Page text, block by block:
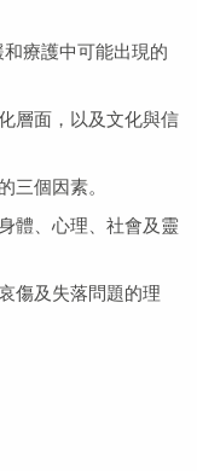
療護中可能出現的
層面，以及文化與信
三個因素。
體、心理、社會及靈
傷及失落問題的理